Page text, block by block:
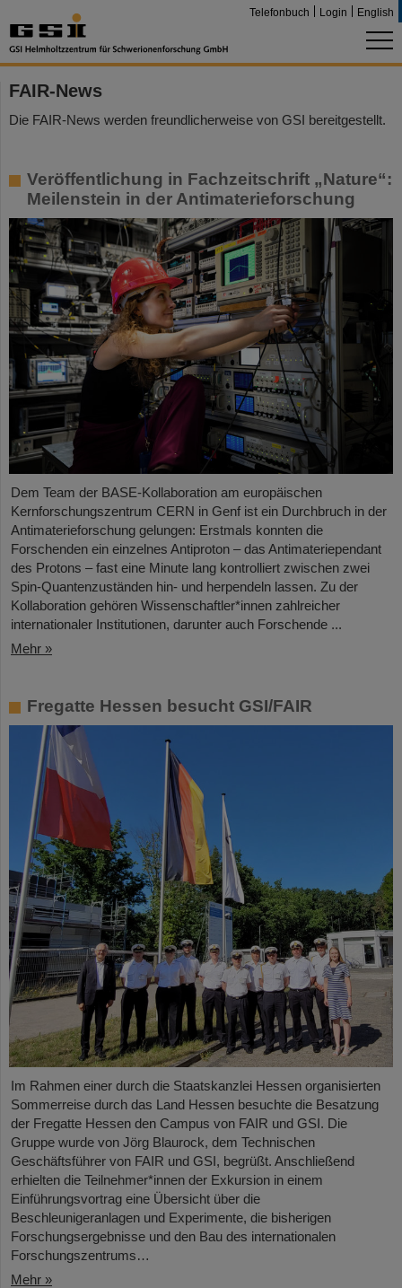
Telefonbuch Login English
FAIR-News
Die FAIR-News werden freundlicherweise von GSI bereitgestellt.
Veröffentlichung in Fachzeitschrift „Nature“:
Meilenstein in der Antimaterieforschung
Dem Team der BASE-Kollaboration am europäischen
Kernforschungszentrum CERN in Genf ist ein Durchbruch in der
Antimaterieforschung gelungen: Erstmals konnten die
Forschenden ein einzelnes Antiproton – das Antimateriependant
des Protons – fast eine Minute lang kontrolliert zwischen zwei
Spin-Quantenzuständen hin- und herpendeln lassen. Zu der
Kollaboration gehören Wissenschaftler*innen zahlreicher
internationaler Institutionen, darunter auch Forschende ...
Mehr »
Fregatte Hessen besucht GSI/FAIR
Im Rahmen einer durch die Staatskanzlei Hessen organisierten
Sommerreise durch das Land Hessen besuchte die Besatzung
der Fregatte Hessen den Campus von FAIR und GSI. Die
Gruppe wurde von Jörg Blaurock, dem Technischen
Geschäftsführer von FAIR und GSI, begrüßt. Anschließend
erhielten die Teilnehmer*innen der Exkursion in einem
Einführungsvortrag eine Übersicht über die
Beschleunigeranlagen und Experimente, die bisherigen
Forschungsergebnisse und den Bau des internationalen
Forschungszentrums…
Mehr »